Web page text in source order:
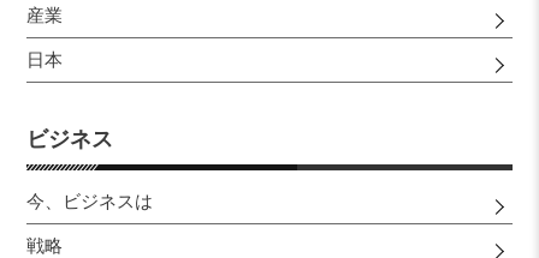
産業
日本
ビジネス
今、ビジネスは
戦略